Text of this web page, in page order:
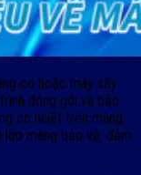
co hoặc máy sấy
đóng gói và bảo
co nhiệt trên màng
màng bảo vệ, đảm